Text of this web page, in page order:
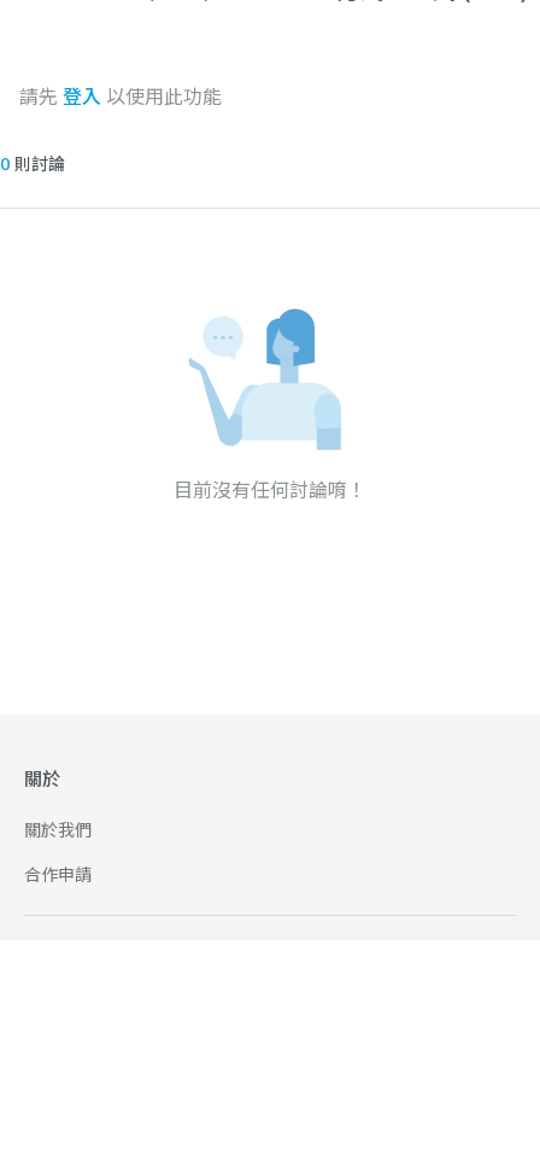
請先 登入 以使用此功能
0 則討論
目前沒有任何討論唷！
關於
關於我們
合作申請